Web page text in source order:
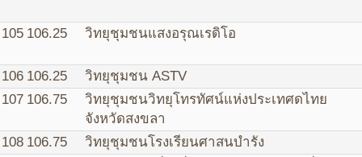
105 106.25 วิทยุชุมชนแสงอรุณเรดิโอ
106 106.25
วิทยุชุมชน ASTV
107 106.75
วิทยุชุมชนวิทยุโทรทัศน์แห่งประเทศดไทย
จังหวัดสงขลา
108 106.75
วิทยุชุมชนโรงเรียนศาสนบำรัง